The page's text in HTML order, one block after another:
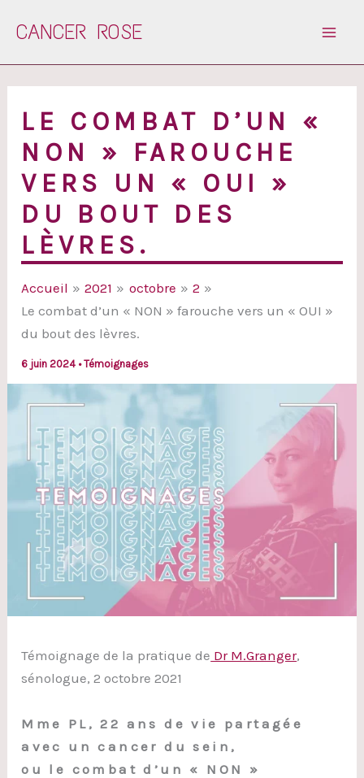
CANCER ROSE
LE COMBAT D’UN «
NON » FAROUCHE
VERS UN « OUI »
DU BOUT DES
LÈVRES.
Accueil 2021 octobre
2
Le combat d’un « NON » farouche vers un « OUI »
du bout des lèvres.
6 juin 2024 •Témoignages
Témoignage de la pratique de Dr M.Granger,
sénologue, 2 octobre 2021
Mme PL, 22 ans de vie partagée
avec un cancer du sein,
ou le combat d’un « NON »